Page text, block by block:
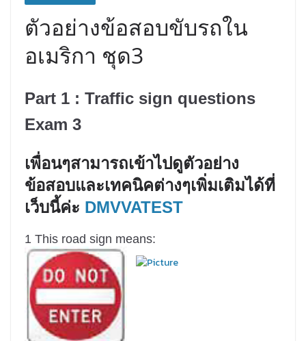
ตัวอย่างข้อสอบขับรถใน
อเมริกา ชุด3
Part 1 : Traffic sign questions
Exam 3
เพื่อนๆสามารถเข้าไปดูตัวอย่าง
ข้อสอบและเทคนิคต่างๆเพิ่มเติมได้ที่
เว็บนี้ค่ะ DMVVATEST
1 This road sign means: